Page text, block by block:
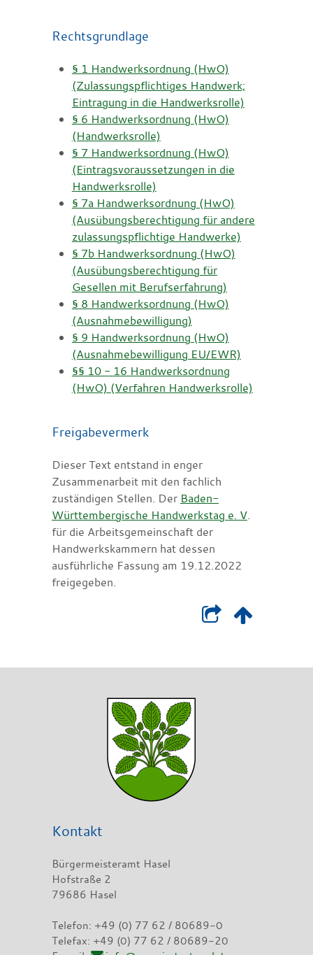
Rechtsgrundlage
§ 1 Handwerksordnung (HwO)
(Zulassungspflichtiges Handwerk;
Eintragung in die Handwerksrolle)
§ 6 Handwerksordnung (HwO)
(Handwerksrolle)
§ 7 Handwerksordnung (HwO)
(Eintragsvoraussetzungen in die
Handwerksrolle)
§ 7a Handwerksordnung (HwO)
(Ausübungsberechtigung für andere
zulassungspflichtige Handwerke)
§ 7b Handwerksordnung (HwO)
(Ausübungsberechtigung für
Gesellen mit Berufserfahrung)
§ 8 Handwerksordnung (HwO)
(Ausnahmebewilligung)
§ 9 Handwerksordnung (HwO)
(Ausnahmebewilligung EU/EWR)
§§ 10 - 16 Handwerksordnung
(HwO) (Verfahren Handwerksrolle)
Freigabevermerk
Dieser Text entstand in enger
Zusammenarbeit mit den fachlich
zuständigen Stellen. Der Baden-
Württembergische Handwerkstag e. V.
für die Arbeitsgemeinschaft der
Handwerkskammern hat dessen
ausführliche Fassung am 19.12.2022
freigegeben.
Kontakt
Bürgermeisteramt Hasel
Hofstraße 2
79686 Hasel
Telefon: +49 (0) 77 62 / 80689-0
Telefax: +49 (0) 77 62 / 80689-20